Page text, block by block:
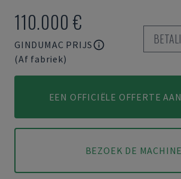
110.000 €
GINDUMAC PRIJS
(Af fabriek)
EEN OFFICIËLE OFFERTE
BEZOEK DE MACHINE